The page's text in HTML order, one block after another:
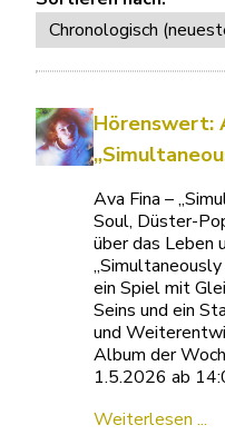
Hörenswert:
Ava Fina –
Soul, Düster-
über das Leben
ein Spiel mit
Seins und ein
und
Album der
1.5.2026 ab
Weiterlesen ...